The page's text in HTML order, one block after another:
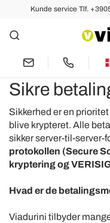
Kunde service Tlf.
100% Sikre
Sikre
Sikkerhed er en
blive krypteret. Alle
sikker server-til-
protokollen (Secure
kryptering og
Hvad er de
Viadurini tilbyder